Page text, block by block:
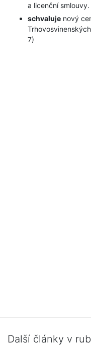
a licenční
schvaluje nový
7)
Další články v